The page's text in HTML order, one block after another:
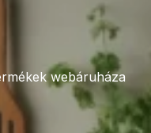
webáruháza